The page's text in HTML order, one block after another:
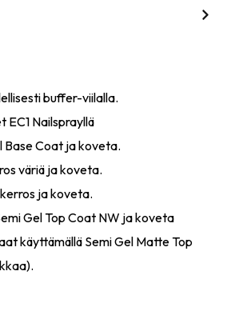
buffer-viilalla.
EC1 Nailsprayllä
Base Coat ja koveta.
väriä ja koveta.
ja koveta.
Gel Top Coat NW ja koveta
käyttämällä Semi Gel Matte Top